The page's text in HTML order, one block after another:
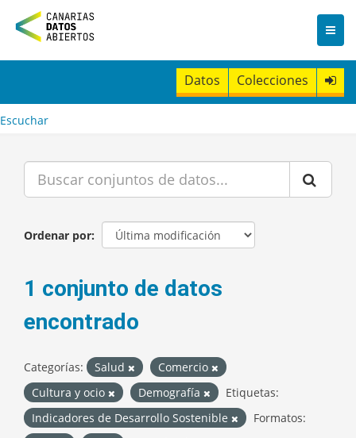
n
t
Datos Colecciones
Escuchar
Ordenar por
1 conjunto de datos
encontrado
Categorías: Salud
Comercio
Cultura y ocio
Demografía
Etiquetas:
Indicadores de Desarrollo Sostenible
Formatos: